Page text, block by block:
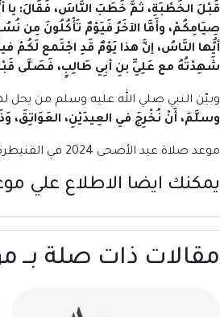
قَبْلَ الخُطْبَةِ، ثُمَّ خَطَبَ النَّاسَ، فَقَالَ: يا
صِيَامِكُمْ، وأَمَّا الآخَرُ فَيَوْمٌ تَأْكُلُونَ
أيُّها النَّاسُ، إنَّ هذا يَوْمٌ قَدِ اجْتَمع لَكُمْ
شَهِدْتُهُ مع عَلِيِّ بنِ أبِي طَالِبٍ، فَصَلَّى
وبيّن النبي صلي الله عليه وسلم من
وسلَّمَ، أَنْ نُخْرِجَ في العِيدَيْنِ، العَوَاتِقَ،
موعد صلاة عيد الأضحى 2024 في القنيطرة | المغرب
يمكنك ايضا الاطلاع علي موعد عيد الأضحى
مقالات ذات صلة بــ موعد صلاة